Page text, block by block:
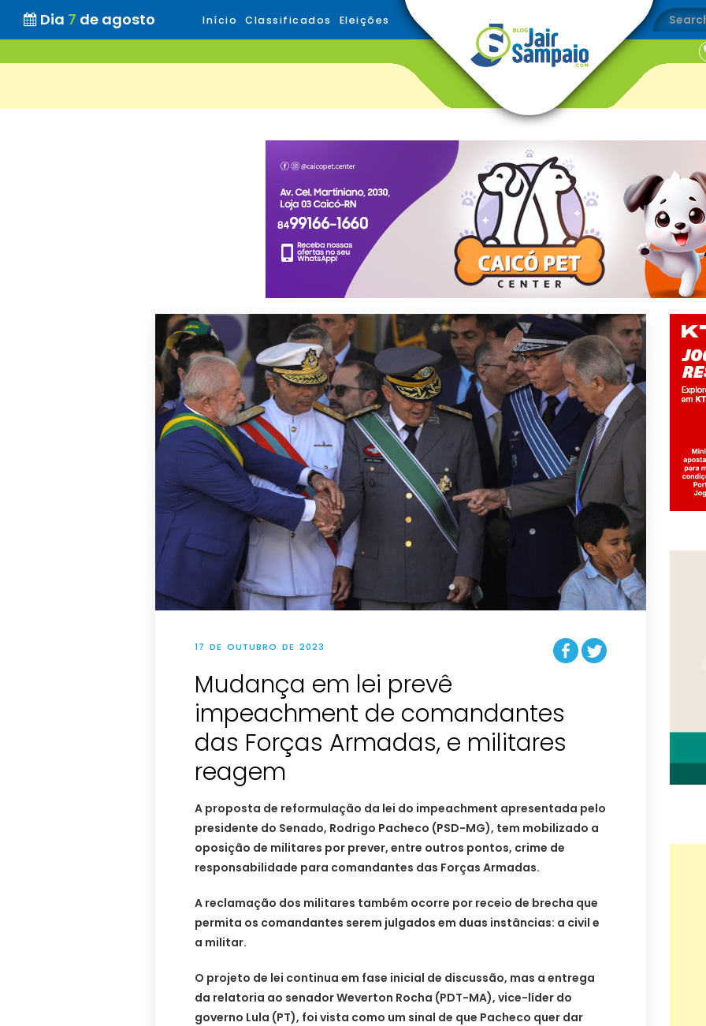
Dia 7 de agosto Início Classificados Eleições
17 DE OUTUBRO DE 2023
Mudança em lei prevê
impeachment de comandantes
das Forças Armadas, e militares
reagem
A proposta de reformulação da lei do impeachment apresentada pelo
presidente do Senado, Rodrigo Pacheco (PSD-MG), tem mobilizado a
oposição de militares por prever, entre outros pontos, crime de
responsabilidade para comandantes das Forças Armadas.
A reclamação dos militares também ocorre por receio de brecha que
permita os comandantes serem julgados em duas instâncias: a civil e
a militar.
O projeto de lei continua em fase inicial de discussão, mas a entrega
da relatoria ao senador Weverton Rocha (PDT-MA), vice-líder do
governo Lula (PT), foi vista como um sinal de que Pacheco quer dar